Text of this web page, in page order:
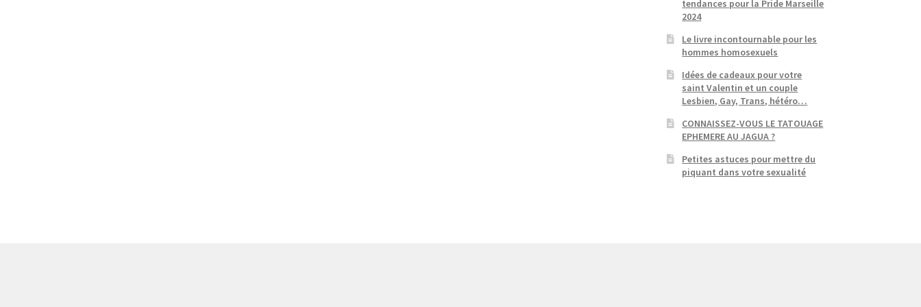
tendances pour la Pride Marseille
2024
Le livre incontournable pour les
hommes homosexuels
Idées de cadeaux pour votre
saint Valentin et un couple
Lesbien, Gay, Trans, hétéro…
CONNAISSEZ-VOUS LE TATOUAGE
EPHEMERE AU JAGUA ?
Petites astuces pour mettre du
piquant dans votre sexualité